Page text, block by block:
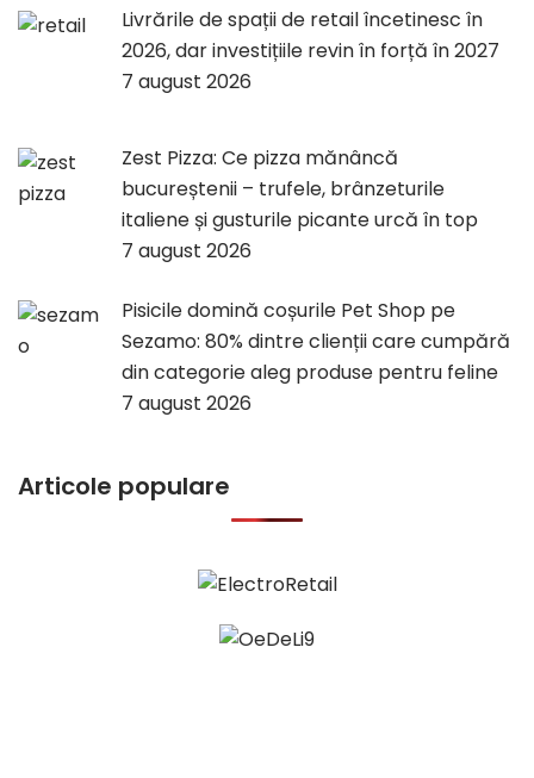
Livrările de spații de retail încetinesc în
2026, dar investițiile revin în forță în 2027
7 august 2026
Zest Pizza: Ce pizza mănâncă
bucureștenii – trufele, brânzeturile
italiene și gusturile picante urcă în top
7 august 2026
Pisicile domină coșurile Pet Shop pe
Sezamo: 80% dintre clienții care cumpără
din categorie aleg produse pentru feline
7 august 2026
Articole populare